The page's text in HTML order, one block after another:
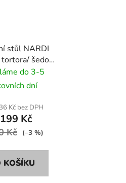
stůl NARDI
tortora/ šedo
hnědýdo 3-5
dní
Kč bez DPH
Kč
Kč (–3 %)
KOŠÍKU